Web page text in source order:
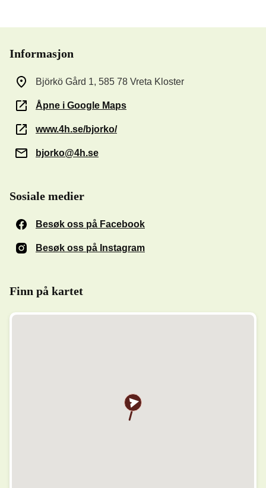
Informasjon
Björkö Gård 1, 585 78 Vreta Kloster
Åpne i Google Maps
www.4h.se/bjorko/
bjorko@4h.se
Sosiale medier
Besøk oss på Facebook
Besøk oss på Instagram
Finn på kartet